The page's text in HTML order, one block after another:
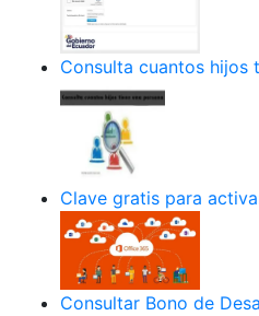
Consulta cuantos hijos
Clave gratis para
Consultar Bono de